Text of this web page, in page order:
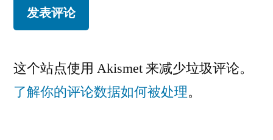
这个站点使用 Akismet 来减少垃圾评论。
了解你的评论数据如何被处理。